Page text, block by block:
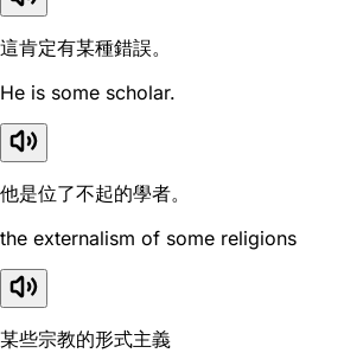
這肯定有某種錯誤。
He is some scholar.
他是位了不起的學者。
the externalism of some religions
某些宗教的形式主義